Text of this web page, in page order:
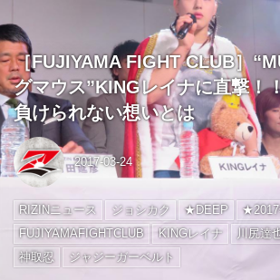
［FUJIYAMA FIGHT CLUB］
グマウス”KINGレイナに直撃！
負けられない想いとは
2017-03-24
RIZINニュース ジョシカク ★DEEP
FUJIYAMAFIGHTCLUB
KINGレイナ 川尻達
神取忍
ジャジーガーベルト